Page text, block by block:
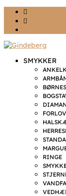
SMYKKER
RINGE